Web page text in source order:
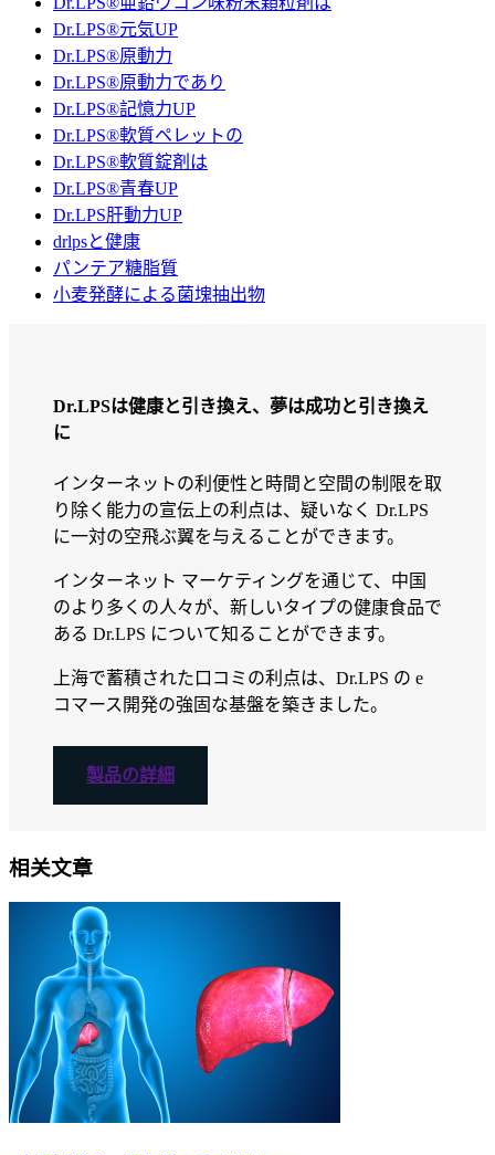
Dr.LPS®元気UP
Dr.LPS®原動力
Dr.LPS®原動力であり
Dr.LPS®記憶力UP
Dr.LPS®軟質ペレットの
Dr.LPS®軟質錠剤は
Dr.LPS®青春UP
Dr.LPS肝動力UP
drlpsと健康
パンテア糖脂質
小麦発酵による菌塊抽出物
Dr.LPSは健康と引き換え、夢は成功と引き換え
に
インターネットの利便性と時間と空間の制限を取
り除く能力の宣伝上の利点は、疑いなく Dr.LPS
に一対の空飛ぶ翼を与えることができます。
インターネット マーケティングを通じて、中国
のより多くの人々が、新しいタイプの健康食品で
ある Dr.LPS について知ることができます。
上海で蓄積された口コミの利点は、Dr.LPS の e
コマース開発の強固な基盤を築きました。
製品の詳細
相关文章